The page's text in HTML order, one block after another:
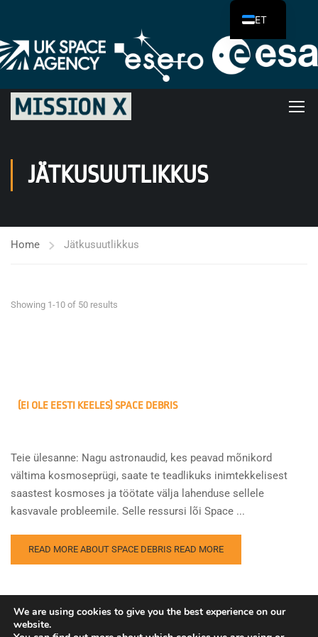
JÄTKUSUUTLIKKUS
Home Jätkusuutlikkus
Showing 1-10 of 50 results
(EI OLE EESTI KEELES) SPACE DEBRIS
Teie ülesanne: Nagu astronaudid, kes peavad mõnikord
vältima kosmoseprügi, saate te teadlikuks inimtekkelisest
saastest kosmoses ja töötate välja lahenduse sellele
kasvavale probleemile. Selle ressursi lõi Space ...
READ MORE ABOUT SPACE DEBRIS READ MORE
We are using cookies to give you the best experience on our
website.
ET